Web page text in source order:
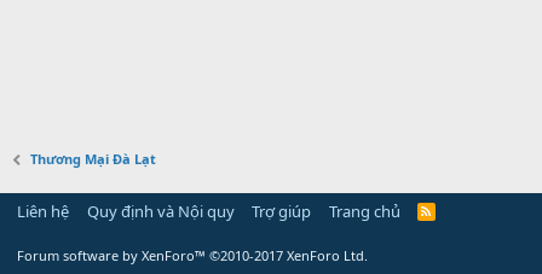
Thương Mại Đà Lạt
Liên hệ Quy định và Nội quy Trợ giúp Trang chủ
Forum software by XenForo™ ©2010-2017 XenForo Ltd.